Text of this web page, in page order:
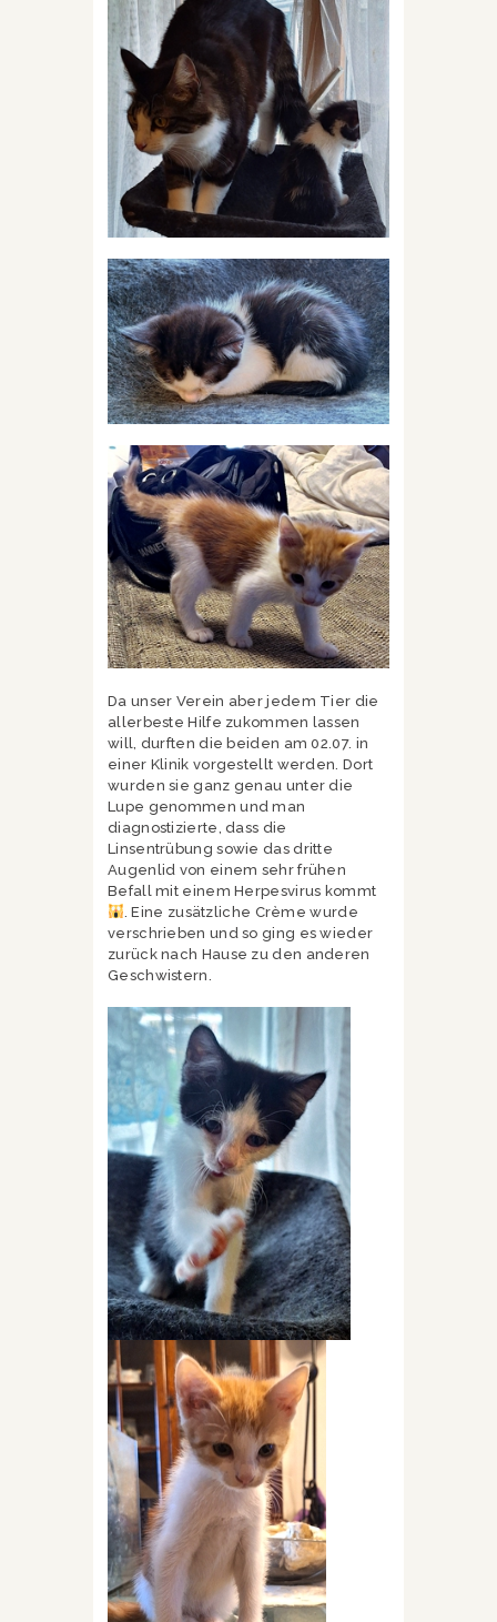
Da unser Verein aber jedem Tier die
allerbeste Hilfe zukommen lassen
will, durften die beiden am 02.07. in
einer Klinik vorgestellt werden. Dort
wurden sie ganz genau unter die
Lupe genommen und man
diagnostizierte, dass die
Linsentrübung sowie das dritte
Augenlid von einem sehr frühen
Befall mit einem Herpesvirus kommt
. Eine zusätzliche Crème wurde
verschrieben und so ging es wieder
zurück nach Hause zu den anderen
Geschwistern.